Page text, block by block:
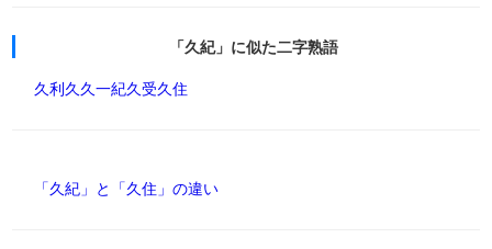
「久紀」に似た二字熟語
久利久久一紀久受久住
「久紀」と「久住」の違い